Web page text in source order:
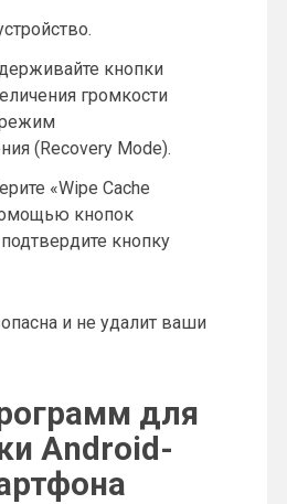
кнопки
громкости
(Recovery Mode).
«Wipe Cache
кнопок
кнопку
и не удалит ваши
для
Android-